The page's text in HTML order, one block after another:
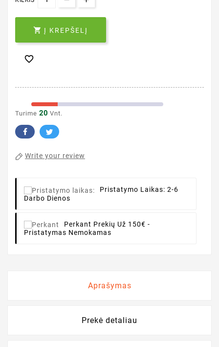
 Į KREPŠELĮ

Turime 20 Vnt.
Write your review
Pristatymo Laikas: 2-6
Darbo Dienos
Perkant Prekių Už 150€ -
Pristatymas Nemokamas
Aprašymas
Prekė detaliau